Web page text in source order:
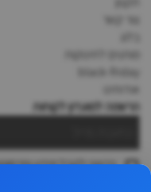
צור קשר
בלוג
black-friday